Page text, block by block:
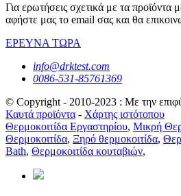
Για ερωτήσεις σχετικά με τα προϊόντα
αφήστε μας το email σας και θα
ΕΡΕΥΝΑ ΤΩΡΑ
info@drktest.com
0086-531-85761369
© Copyright - 2010-2023 : Με την
Καυτά προϊόντα - Χάρτης ιστότοπου
Θερμοκοιτίδα Εργαστηρίου, Μικρή
Θερμοκοιτίδα, Ξηρό θερμοκοιτίδα,
Bath, Θερμοκοιτίδα κουταβιών,